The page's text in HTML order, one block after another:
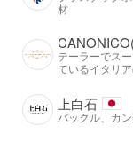
材
テーラーでス
ているイタリ
上白石
バックル、カ